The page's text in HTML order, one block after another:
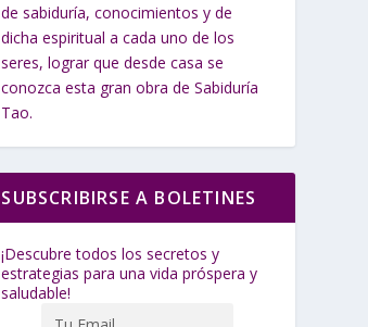
de sabiduría, conocimientos y de
dicha espiritual a cada uno de los
seres, lograr que desde casa se
conozca esta gran obra de Sabiduría
Tao.
SUBSCRIBIRSE A BOLETINES
¡Descubre todos los secretos y
estrategias para una vida próspera y
saludable!